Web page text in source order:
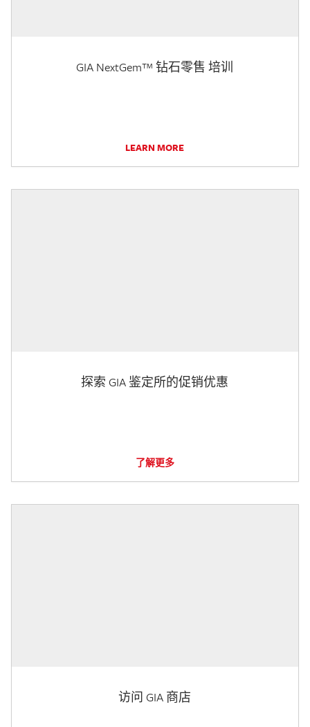
GIA NextGem™ 钻石零售 培训
LEARN MORE
探索 GIA 鉴定所的促销优惠
了解更多
访问 GIA 商店